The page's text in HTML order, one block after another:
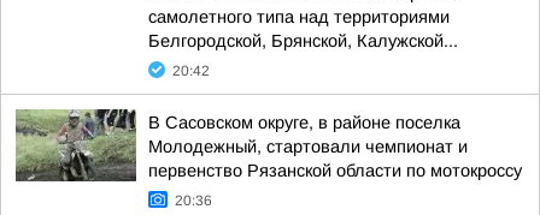
самолетного типа над территориями
Белгородской, Брянской, Калужской...
20:42
В Сасовском округе, в районе поселка
Молодежный, стартовали чемпионат и
первенство Рязанской области по мотокроссу
20:36